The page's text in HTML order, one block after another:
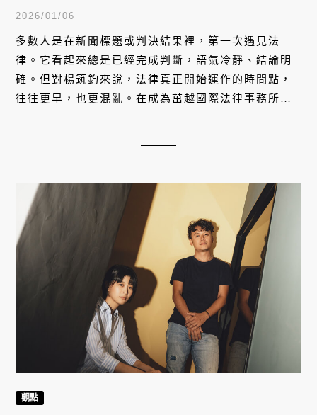
2026/01/06
多數人是在新聞標題或判決結果裡，第一次遇見法
律。它看起來總是已經完成判斷，語氣冷靜、結論明
確。但對楊筑鈞來說，法律真正開始運作的時間點，
往往更早，也更混亂。在成為茁越國際法律事務所所
裡、也將這個看似無法靠近的領域，透過 YouTube
的方式讓更多人能夠分享這份「理解」。
觀點